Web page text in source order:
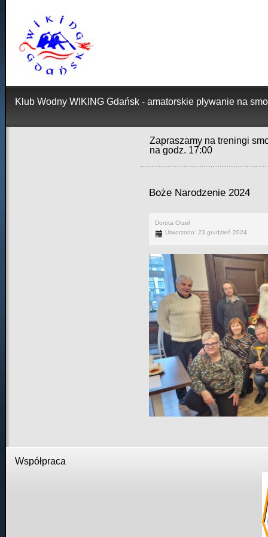
Klub Wodny WIKING Gdańsk - amatorskie pływanie na
Zapraszamy na treningi
na godz. 17:00
Boże Narodzenie 2024
Dorota Orzeł
Utworzono: 23 grudzień 2024
Współpraca